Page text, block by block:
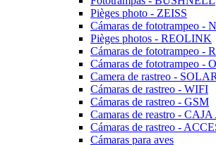
Pièges photo - ZEISS
Cámaras de fototrampeo -
Pièges photos - REOLINK
Cámaras de fototrampeo -
Cámaras de fototrampeo -
Camera de rastreo - SOLAR
Cámaras de rastreo - WIFI
Cámaras de rastreo - GSM
Camaras de reastro -
Cámaras de rastreo -
Cámaras para aves